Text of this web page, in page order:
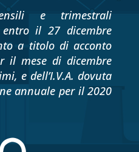
e trimestrali
il 27 dicembre
a titolo di acconto
il mese di dicembre
e dell’I.V.A. dovuta
annuale per il 2020